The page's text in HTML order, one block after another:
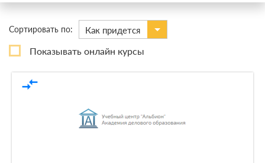
Сортировать по: Как придется
Показывать онлайн курсы
compare_arrows